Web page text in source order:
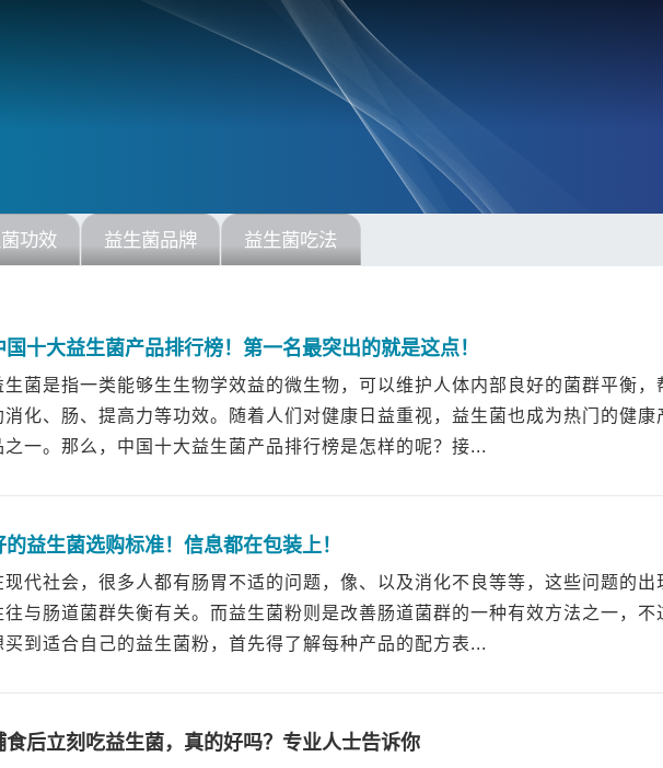
功效 益生菌品牌 益生菌吃法
国十大益生菌产品排行榜！第一名最突出的就是这点！
生菌是指一类能够生生物学效益的微生物，可以维护人体内部良好的菌群平衡，
消化、肠、提高力等功效。随着人们对健康日益重视，益生菌也成为热门的健康
之一。那么，中国十大益生菌产品排行榜是怎样的呢？接...
的益生菌选购标准！信息都在包装上！
现代社会，很多人都有肠胃不适的问题，像、以及消化不良等等，这些问题的出
往与肠道菌群失衡有关。而益生菌粉则是改善肠道菌群的一种有效方法之一，不
买到适合自己的益生菌粉，首先得了解每种产品的配方表...
食后立刻吃益生菌，真的好吗？专业人士告诉你